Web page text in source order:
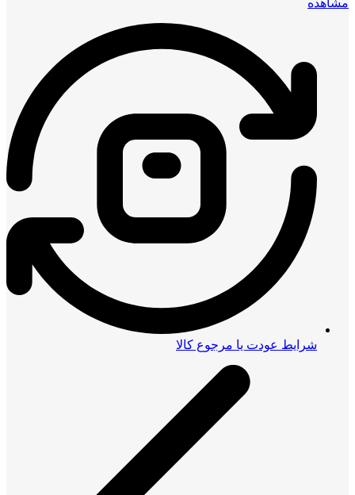
شرایط عودت یا مرجوع کالا